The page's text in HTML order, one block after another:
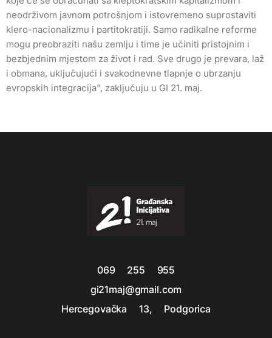
neodrživom javnom potrošnjom i istovremeno suprostaviti
klero-nacionalizmu i partitokratiji. Samo radikalne reforme
mogu preobraziti našu zemlju i time je učiniti pristojnim i
bezbjednim mjestom za život i rad. Sve drugo je prevara, laž
i obmana, uključujući i svakodnevne tlapnje o ubrzanju
evropskih integracija”, zaključuju u GI 21. maj.
069 255 955
gi21maj@gmail.com
Hercegovačka 13, Podgorica